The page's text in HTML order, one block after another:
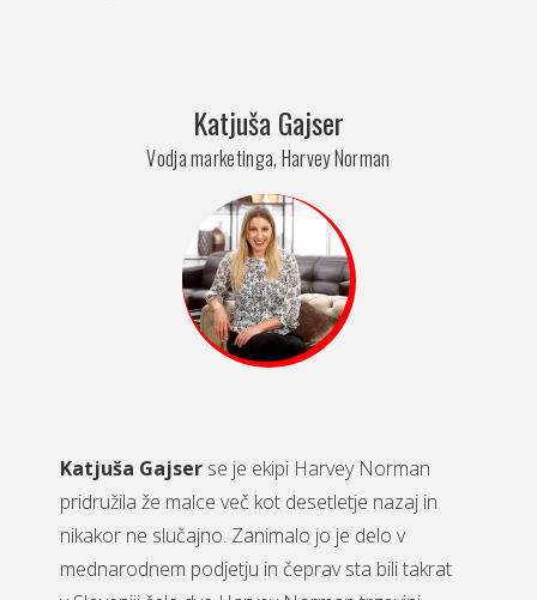
Katjuša Gajser
Vodja marketinga, Harvey Norman
Katjuša Gajser se je ekipi Harvey Norman
pridružila že malce več kot desetletje nazaj in
nikakor ne slučajno. Zanimalo jo je delo v
mednarodnem podjetju in čeprav sta bili takrat